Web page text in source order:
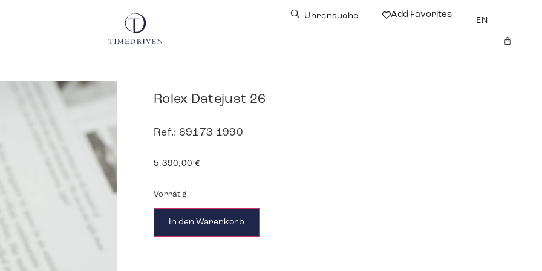
Uhrensuche Add Favorites
EN
Rolex Datejust 26
Ref.: 69173 1990
5.390,00 €
Vorrätig
In den Warenkorb